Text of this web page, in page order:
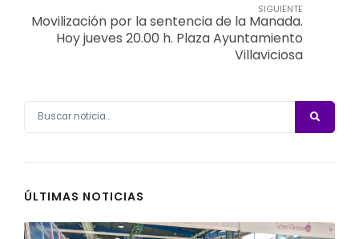
SIGUIENTE
Movilización por la sentencia de la Manada.
Hoy jueves 20.00 h. Plaza Ayuntamiento
Villaviciosa
ÚLTIMAS NOTICIAS